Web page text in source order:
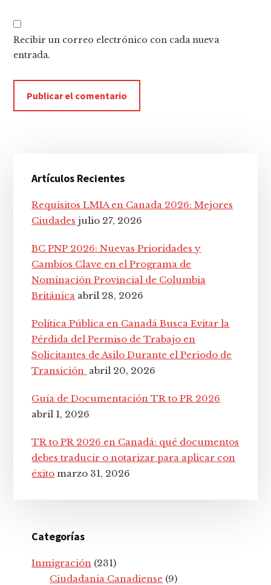
Recibir un correo electrónico con cada nueva
entrada.
lateral
principal
Artículos Recientes
Requisitos LMIA en Canada 2026: Mejores
Ciudades julio 27, 2026
BC PNP 2026: Nuevas Prioridades y
Cambios Clave en el Programa de
Nominación Provincial de Columbia
Británica abril 28, 2026
Política Pública en Canadá Busca Evitar la
Pérdida del Permiso de Trabajo en
Solicitantes de Asilo Durante el Periodo de
Transición abril 20, 2026
Guía de Documentación TR to PR 2026
abril 1, 2026
TR to PR 2026 en Canadá: qué documentos
debes traducir o notarizar para aplicar con
éxito marzo 31, 2026
Categorías
Inmigración (231)
Ciudadania Canadiense (9)